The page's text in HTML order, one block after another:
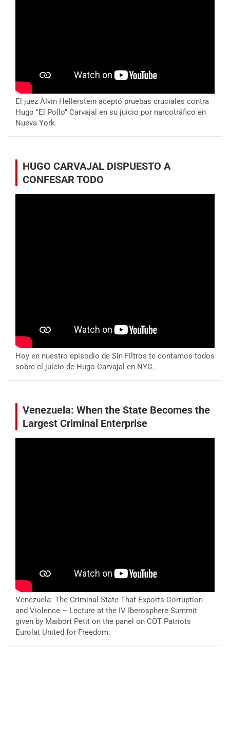
El juez Alvin Hellerstein aceptó pruebas cruciales contra
Hugo "El Pollo" Carvajal en su juicio por narcotráfico en
Nueva York.
HUGO CARVAJAL DISPUESTO A
CONFESAR TODO
Hoy en nuestro episodio de Sin Filtros te contamos todos
sobre el juicio de Hugo Carvajal en NYC.
Venezuela: When the State Becomes the
Largest Criminal Enterprise
Venezuela: The Criminal State That Exports Corruption
and Violence – Lecture at the IV Iberosphere Summit
given by Maibort Petit on the panel on COT Patriots
Eurolat United for Freedom.